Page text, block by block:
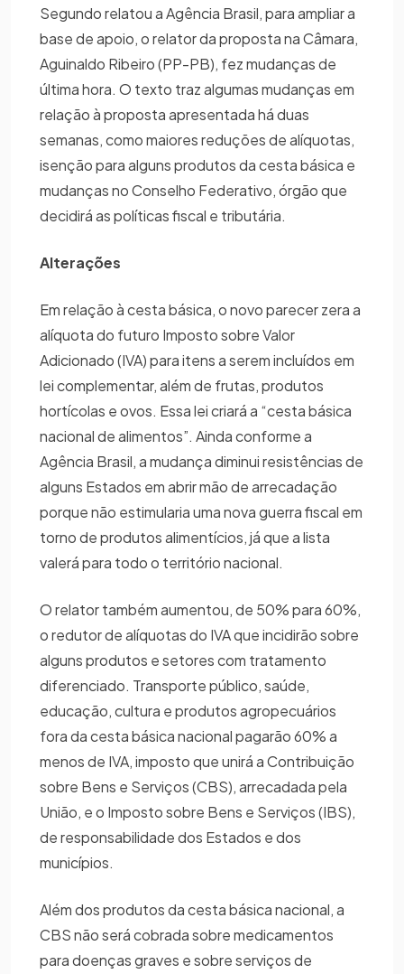
Segundo relatou a Agência Brasil, para ampliar a
base de apoio, o relator da proposta na Câmara,
Aguinaldo Ribeiro (PP-PB), fez mudanças de
última hora. O texto traz algumas mudanças em
relação à proposta apresentada há duas
semanas, como maiores reduções de alíquotas,
isenção para alguns produtos da cesta básica e
mudanças no Conselho Federativo, órgão que
decidirá as políticas fiscal e tributária.
Alterações
Em relação à cesta básica, o novo parecer zera a
alíquota do futuro Imposto sobre Valor
Adicionado (IVA) para itens a serem incluídos em
lei complementar, além de frutas, produtos
hortícolas e ovos. Essa lei criará a “cesta básica
nacional de alimentos”. Ainda conforme a
Agência Brasil, a mudança diminui resistências de
alguns Estados em abrir mão de arrecadação
porque não estimularia uma nova guerra fiscal em
torno de produtos alimentícios, já que a lista
valerá para todo o território nacional.
O relator também aumentou, de 50% para 60%,
o redutor de alíquotas do IVA que incidirão sobre
alguns produtos e setores com tratamento
diferenciado. Transporte público, saúde,
educação, cultura e produtos agropecuários
fora da cesta básica nacional pagarão 60% a
menos de IVA, imposto que unirá a Contribuição
sobre Bens e Serviços (CBS), arrecadada pela
União, e o Imposto sobre Bens e Serviços (IBS),
de responsabilidade dos Estados e dos
municípios.
Além dos produtos da cesta básica nacional, a
CBS não será cobrada sobre medicamentos
para doenças graves e sobre serviços de